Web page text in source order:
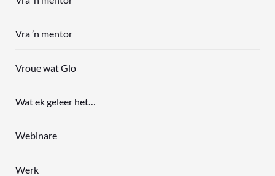
Vra ’n mentor
Vroue wat Glo
Wat ek geleer het…
Webinare
Werk